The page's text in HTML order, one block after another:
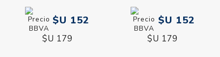
$U 152
$U 179
$U 152
$U 179